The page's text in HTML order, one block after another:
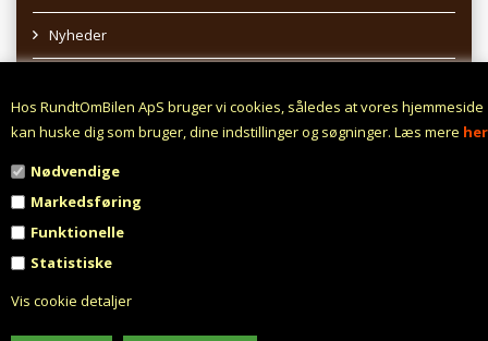
Hos RundtOmBilen ApS bruger vi cookies, således at vores hjemmeside
kan huske dig som bruger, dine indstillinger og søgninger. Læs mere her
Nødvendige
Markedsføring
Funktionelle
Statistiske
Vis cookie detaljer
Nyheder
Afhentning af varer
Profil
Fortrydelsesret
Fortryd aftale